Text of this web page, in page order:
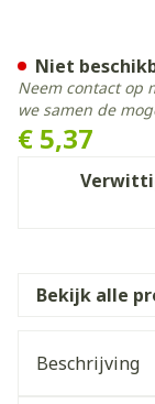
€ 5,37
Niet
Neem contact op
we samen de
Bekijk alle
Beschrijving